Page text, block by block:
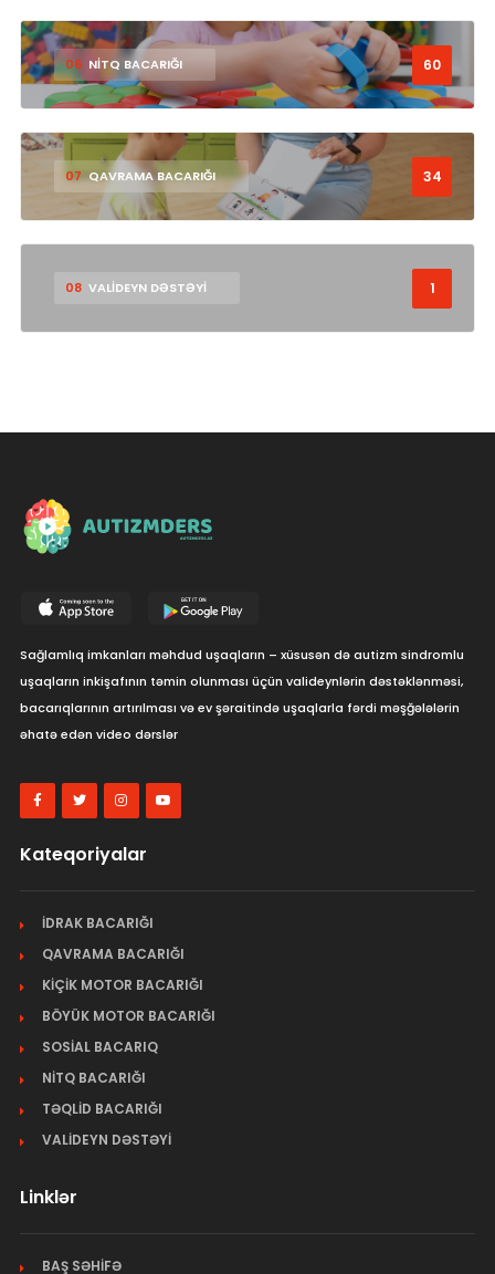
06 NİTQ BACARIĞI 60
07 QAVRAMA BACARIĞI 34
08 VALİDEYN DƏSTƏYİ 1
Sağlamlıq imkanları məhdud uşaqların – xüsusən də autizm sindromlu
uşaqların inkişafının təmin olunması üçün valideynlərin dəstəklənməsi,
bacarıqlarının artırılması və ev şəraitində uşaqlarla fərdi məşğələlərin
əhatə edən video dərslər
Kateqoriyalar
İDRAK BACARIĞI
QAVRAMA BACARIĞI
KİÇİK MOTOR BACARIĞI
BÖYÜK MOTOR BACARIĞI
SOSİAL BACARIQ
NİTQ BACARIĞI
TƏQLİD BACARIĞI
VALİDEYN DƏSTƏYİ
Linklər
BAŞ SƏHİFƏ